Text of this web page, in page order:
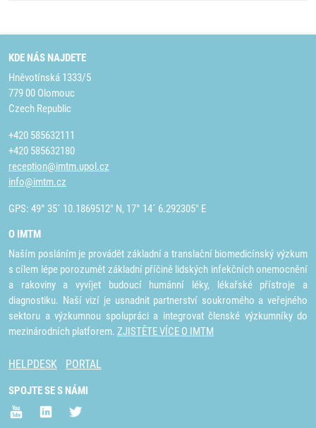
KDE NÁS NAJDETE
Hněvotínská 1333/5
779 00 Olomouc
Czech Republic
+420 585632111
+420 585632180
reception@imtm.upol.cz
info@imtm.cz
GPS: 49° 35´ 10.1869512" N, 17° 14´ 6.292305" E
O IMTM
Naším posláním je provádět základní a translační biomedicínský výzkum
s cílem lépe porozumět základní příčině lidských infekčních onemocnění
a rakoviny a vyvíjet budoucí humánní léky, lékařské přístroje a
diagnostiku. Naší vizí je usnadnit partnerství soukromého a veřejného
sektoru a výzkumnou spolupráci a integrovat členské výzkumníky do
mezinárodních platforem. ZJISTĚTE VÍCE O IMTM
HELPDESK PORTAL
SPOJTE SE S NÁMI